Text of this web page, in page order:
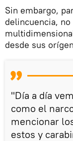
Sin embargo,
delincuencia,
desde sus
"Día a día
como el
mencionar
estos y